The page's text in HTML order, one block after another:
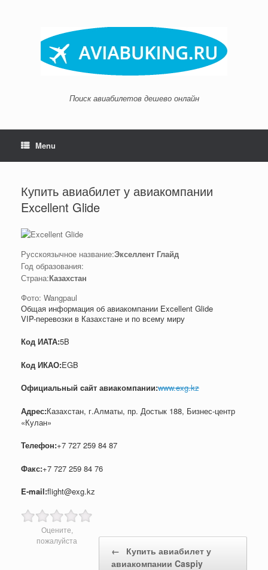
Поиск авиабилетов дешево онлайн
Menu
Купить авиабилет у авиакомпании
Excellent Glide
Русскоязычное название:Экселлент Глайд
Год образования:
Страна:Казахстан
Фото: Wangpaul
Общая информация об авиакомпании Excellent Glide
VIP-перевозки в Казахстане и по всему миру
Код ИАТА:5B
Код ИКАО:EGB
Официальный cайт авиакомпании:www.exg.kz
Адрес:Казахстан, г.Алматы, пр. Достык 188, Бизнес-центр
«Кулан»
Телефон:+7 727 259 84 87
Факс:+7 727 259 84 76
E-mail:flight@exg.kz
Оцените,
пожалуйста
Post navigation
←
Купить авиабилет у
авиакомпании Caspiy